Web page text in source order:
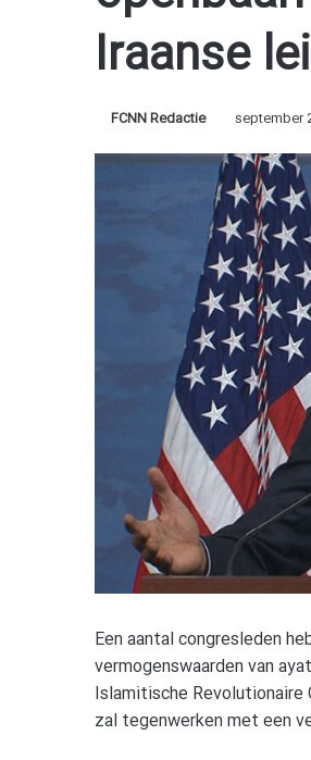
Iraanse
FCNN Redactie september
Een aantal congresleden
vermogenswaarden van
Islamitische
zal tegenwerken met een